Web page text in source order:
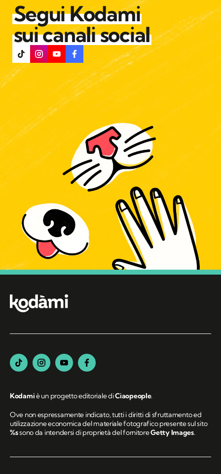
Segui Kodami
sui canali social
Kodamiè un progetto editoriale diCiaopeople.
Ove non espressamente indicato, tutti i diritti di sfruttamento ed
utilizzazione economica del materiale fotografico presente sul sito
%ssono da intendersi di proprietà del fornitoreGetty Images.